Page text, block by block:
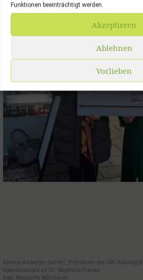
Funktionen beeinträchtigt werden.
Akzeptieren
Ablehnen
Vorlieben
Antonie Amberger (rechts), Präsidentin des IWC Kötzting-
Spendenscheck an Dr. Stephanie Franke.
Foto: Margarita Mühlbauer